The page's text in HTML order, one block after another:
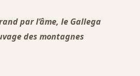
par l’âme, le Gallega
des montagnes